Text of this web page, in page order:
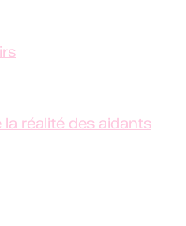
réalité des aidants